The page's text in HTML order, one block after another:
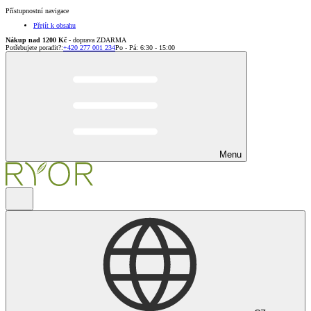
Přístupnostní navigace
Přejít k obsahu
Nákup nad 1200 Kč - doprava ZDARMA
Potřebujete poradit?:+420 277 001 234Po - Pá: 6:30 - 15:00
Menu